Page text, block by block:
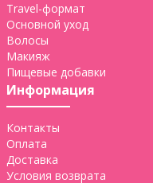
Travel-формат
Основной уход
Волосы
Макияж
Пищевые добавки
Информация
Контакты
Оплата
Доставка
Условия возврата